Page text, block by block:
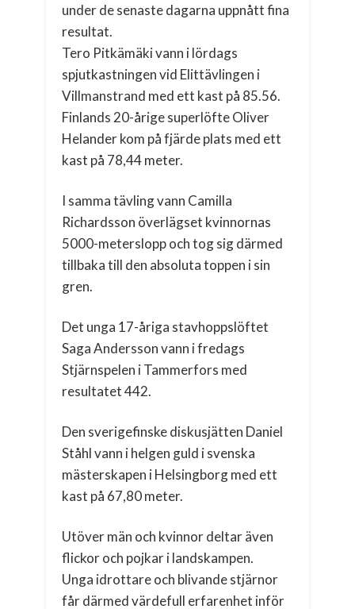
under de senaste dagarna uppnått fina
resultat.
Tero Pitkämäki vann i lördags
spjutkastningen vid Elittävlingen i
Villmanstrand med ett kast på 85.56.
Finlands 20-årige superlöfte Oliver
Helander kom på fjärde plats med ett
kast på 78,44 meter.
I samma tävling vann Camilla
Richardsson överlägset kvinnornas
5000-meterslopp och tog sig därmed
tillbaka till den absoluta toppen i sin
gren.
Det unga 17-åriga stavhoppslöftet
Saga Andersson vann i fredags
Stjärnspelen i Tammerfors med
resultatet 442.
Den sverigefinske diskusjätten Daniel
Ståhl vann i helgen guld i svenska
mästerskapen i Helsingborg med ett
kast på 67,80 meter.
Utöver män och kvinnor deltar även
flickor och pojkar i landskampen.
Unga idrottare och blivande stjärnor
får därmed värdefull erfarenhet inför